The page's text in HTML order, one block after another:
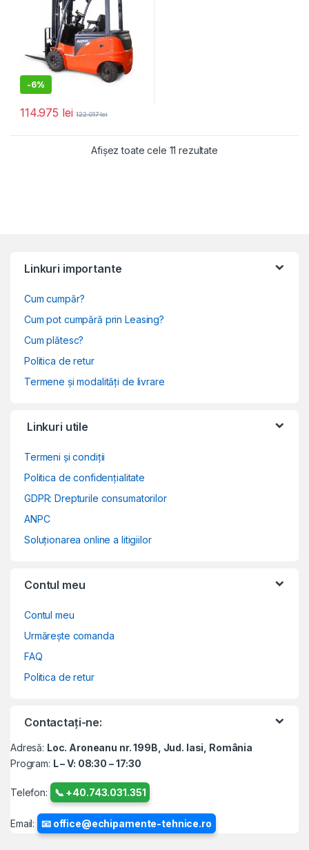
-6%
114.975 lei 122.017lei
Afișez toate cele 11 rezultateSortat după
Linkuri importante
Cum cumpăr?
Cum pot cumpără prin Leasing?
Cum plătesc?
Politica de retur
Termene și modalități de livrare
Linkuri utile
Termeni și condiții
Politica de confidențialitate
GDPR: Drepturile consumatorilor
ANPC
Soluționarea online a litigiilor
Contul meu
Contul meu
Urmărește comanda
FAQ
Politica de retur
Contactați-ne:
Adresă: Loc. Aroneanu nr. 199B, Jud. Iasi, România
Program: L – V: 08:30 – 17:30
Telefon: 📞 +40.743.031.351
Email: 📧 office@echipamente-tehnice.ro